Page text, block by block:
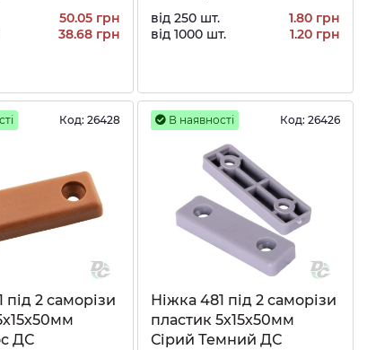
50.05 грн
38.68 грн
від 250 шт.
1.80 грн
від 1000 шт.
1.20 грн
Код: 26428
під 2 саморізи
ДС
В наявності Код: 26426
Ніжка 481 під 2 саморізи
пластик 5х15х50мм
Сірий Темний ДС